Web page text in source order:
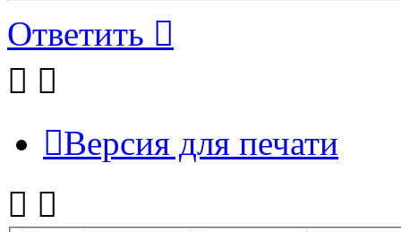
Ответить
Версия для печати